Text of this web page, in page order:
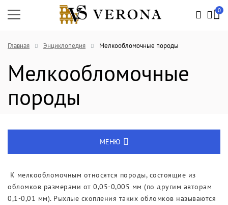
0
Главная Энциклопедия Мелкообломочные породы
Мелкообломочные
породы
МЕНЮ
Новости
К мелкообломочным относятся породы, состоящие из
обломков размерами от 0,05-0,005 мм (по другим авторам
0,1-0,01 мм). Рыхлые скопления таких обломков называются